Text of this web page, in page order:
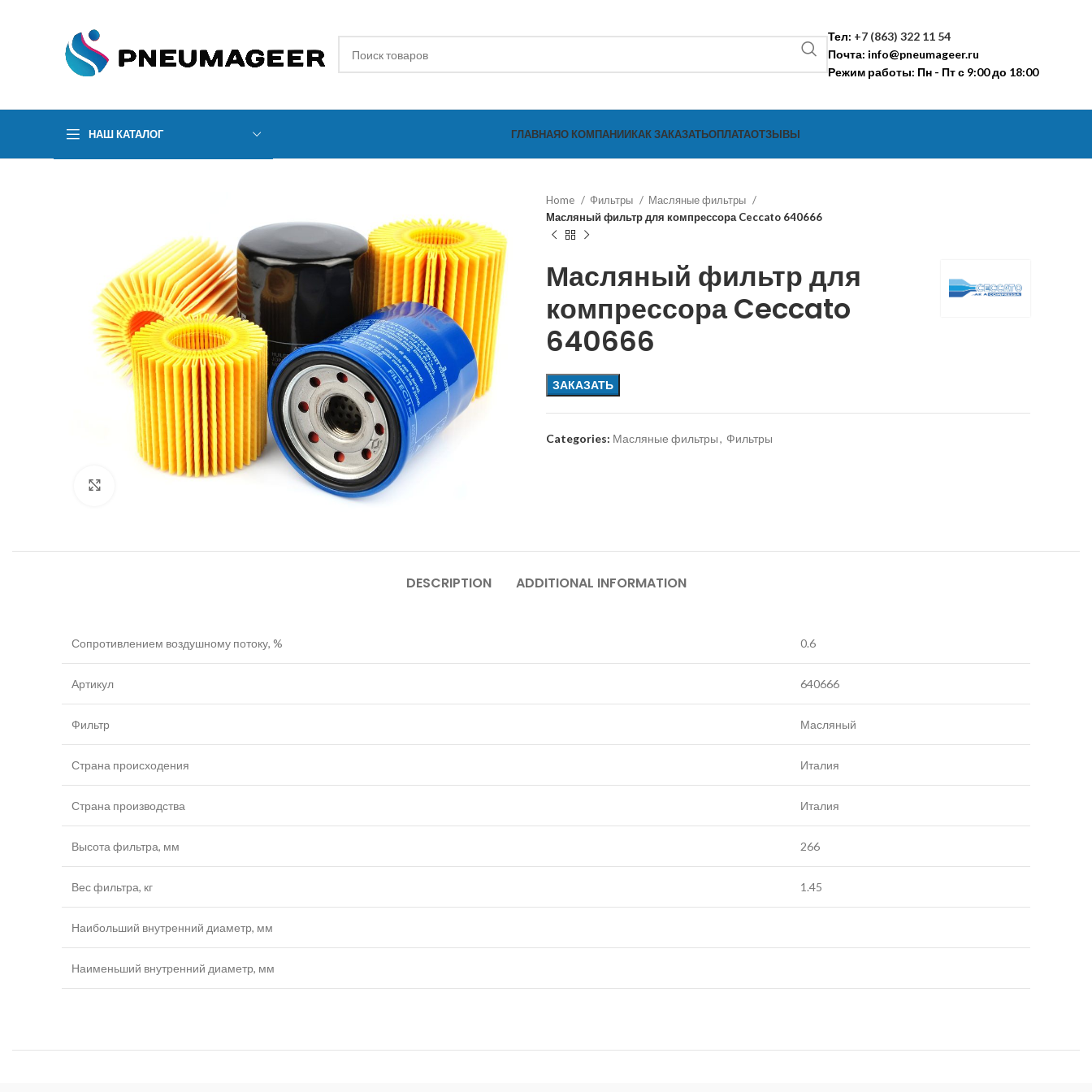
Тел: +7 (863) 322 11 54
Почта: info@pneumageer.ru
Режим работы: Пн - Пт с 9:00 до 18:00
НАШ КАТАЛОГ ГЛАВНАЯО КОМПАНИИКАК ЗАКАЗАТЬОПЛАТАОТЗЫВЫ
Home Фильтры
Масляные фильтры
Масляный фильтр для компрессора Ceccato 640666
Масляный фильтр для
компрессора Ceccato
640666
ЗАКАЗАТЬ
Categories: Масляные фильтры, Фильтры
DESCRIPTION ADDITIONAL INFORMATION
Сопротивлением воздушному потоку, % 0.6
Артикул 640666
Фильтр Масляный
Страна происходения Италия
Страна производства Италия
Высота фильтра, мм 266
Вес фильтра, кг 1.45
Наибольший внутренний диаметр, мм
Наименьший внутренний диаметр, мм